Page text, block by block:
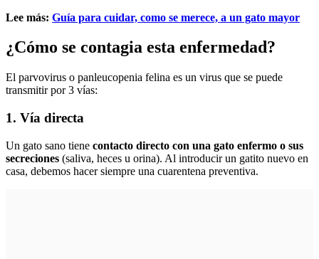
Lee más: Guía para cuidar, como se merece, a un gato mayor
¿Cómo se contagia esta enfermedad?
El parvovirus o panleucopenia felina es un virus que se puede
transmitir por 3 vías:
1. Vía directa
Un gato sano tiene contacto directo con una gato enfermo o sus
secreciones (saliva, heces u orina). Al introducir un gatito nuevo en
casa, debemos hacer siempre una cuarentena preventiva.